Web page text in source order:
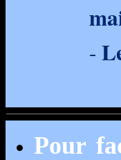
-
Pour